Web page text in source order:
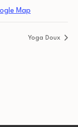
Map
Yoga Doux